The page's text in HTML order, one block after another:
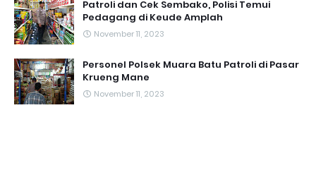
Patroli dan Cek Sembako, Polisi Temui
Pedagang di Keude Amplah
November 11, 2023
Personel Polsek Muara Batu Patroli di Pasar
Krueng Mane
November 11, 2023